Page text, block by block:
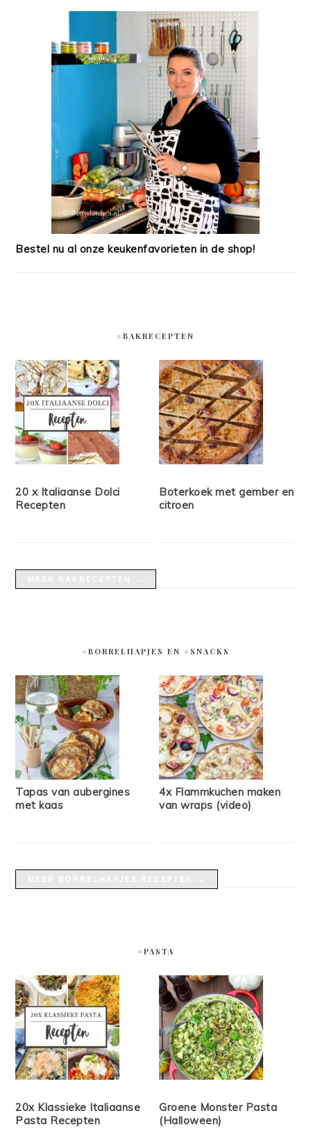
Bestel nu al onze keukenfavorieten in de shop!
#BAKRECEPTEN
20 x Italiaanse Dolci
Recepten
Boterkoek met gember en
citroen
#BORRELHAPJES EN #SNACKS
Tapas van aubergines
met kaas
4x Flammkuchen maken
van wraps (video)
#PASTA
20x Klassieke Italiaanse
Pasta Recepten
Groene Monster Pasta
(Halloween)